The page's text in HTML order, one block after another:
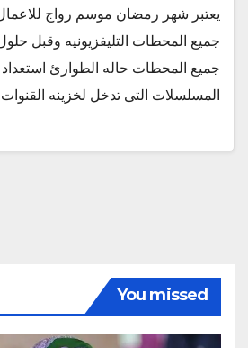
يعتبر شهر رمضان موسم رواج للاعمال
جميع المحطات التليفزيونيه وقبل
جميع المحطات حاله الطوارئ
المسلسلات التى تدخل لخزينه
You missed